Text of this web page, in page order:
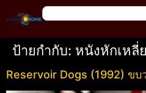
ป้ายกำกับ: หนังหักเหลี่
Reservoir Dogs (1992) ข